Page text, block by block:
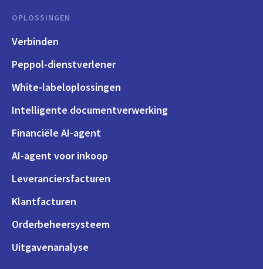
OPLOSSINGEN
Verbinden
Peppol-dienstverlener
White-labeloplossingen
Intelligente documentverwerking
Financiële AI-agent
AI-agent voor inkoop
Leveranciersfacturen
Klantfacturen
Orderbeheersysteem
Uitgavenanalyse